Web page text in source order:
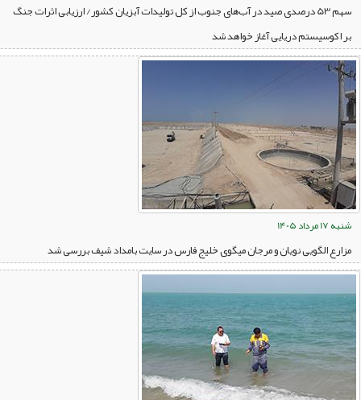
سهم 53 درصدی صید در آب‌های جنوب از کل تولیدات آبزیان کشور/ ارزیابی اثرات جنگ
بر اکوسیستم دریایی آغاز خواهد شد
شنبه 17 مرداد 1405
مزارع الگویی نویان و مرجان میگوی خلیج فارس در سایت بامداد شیف بررسی شد